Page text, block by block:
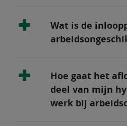
Wat is de
Hoe gaat het
deel van mijn
werk bij